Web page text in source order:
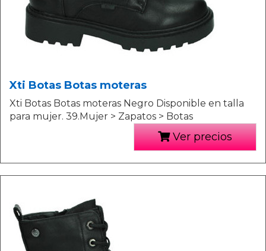
Xti Botas Botas moteras
Xti Botas Botas moteras Negro Disponible en talla
para mujer. 39.Mujer > Zapatos > Botas
Ver precios